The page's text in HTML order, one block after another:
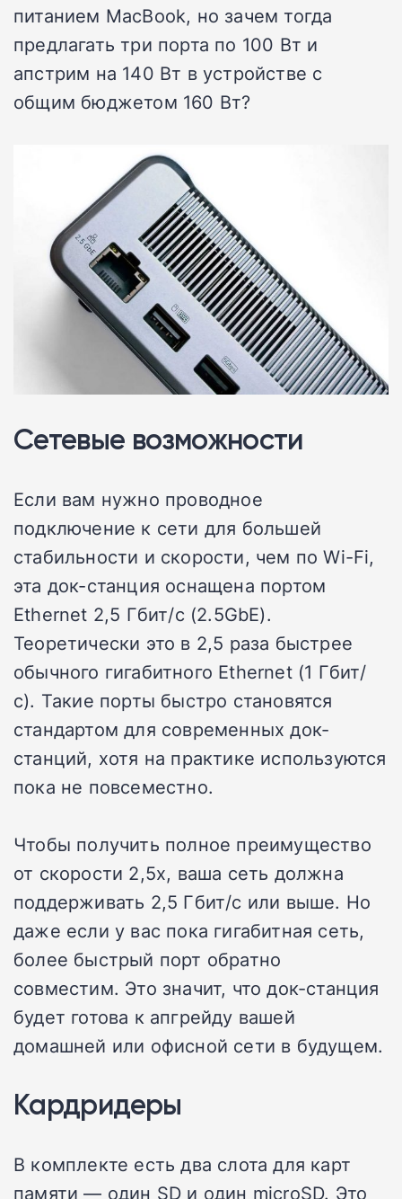
питанием MacBook, но зачем тогда
предлагать три порта по 100 Вт и
апстрим на 140 Вт в устройстве с
общим бюджетом 160 Вт?
Сетевые возможности
Если вам нужно проводное
подключение к сети для большей
стабильности и скорости, чем по Wi-Fi,
эта док-станция оснащена портом
Ethernet 2,5 Гбит/с (2.5GbE).
Теоретически это в 2,5 раза быстрее
обычного гигабитного Ethernet (1 Гбит/
с). Такие порты быстро становятся
стандартом для современных док-
станций, хотя на практике используются
пока не повсеместно.
Чтобы получить полное преимущество
от скорости 2,5x, ваша сеть должна
поддерживать 2,5 Гбит/с или выше. Но
даже если у вас пока гигабитная сеть,
более быстрый порт обратно
совместим. Это значит, что док-станция
будет готова к апгрейду вашей
домашней или офисной сети в будущем.
Кардридеры
В комплекте есть два слота для карт
памяти — один SD и один microSD. Это